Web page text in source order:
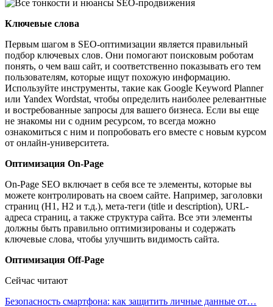
Ключевые слова
Первым шагом в SEO-оптимизации является правильный
подбор ключевых слов. Они помогают поисковым роботам
понять, о чем ваш сайт, и соответственно показывать его тем
пользователям, которые ищут похожую информацию.
Используйте инструменты, такие как Google Keyword Planner
или Yandex Wordstat, чтобы определить наиболее релевантные
и востребованные запросы для вашего бизнеса. Если вы еще
не знакомы ни с одним ресурсом, то всегда можно
ознакомиться с ним и попробовать его вместе с новым курсом
от онлайн-университета.
Оптимизация On-Page
On-Page SEO включает в себя все те элементы, которые вы
можете контролировать на своем сайте. Например, заголовки
страниц (H1, H2 и т.д.), мета-теги (title и description), URL-
адреса страниц, а также структура сайта. Все эти элементы
должны быть правильно оптимизированы и содержать
ключевые слова, чтобы улучшить видимость сайта.
Оптимизация Off-Page
Сейчас читают
Безопасность смартфона: как защитить личные данные от…